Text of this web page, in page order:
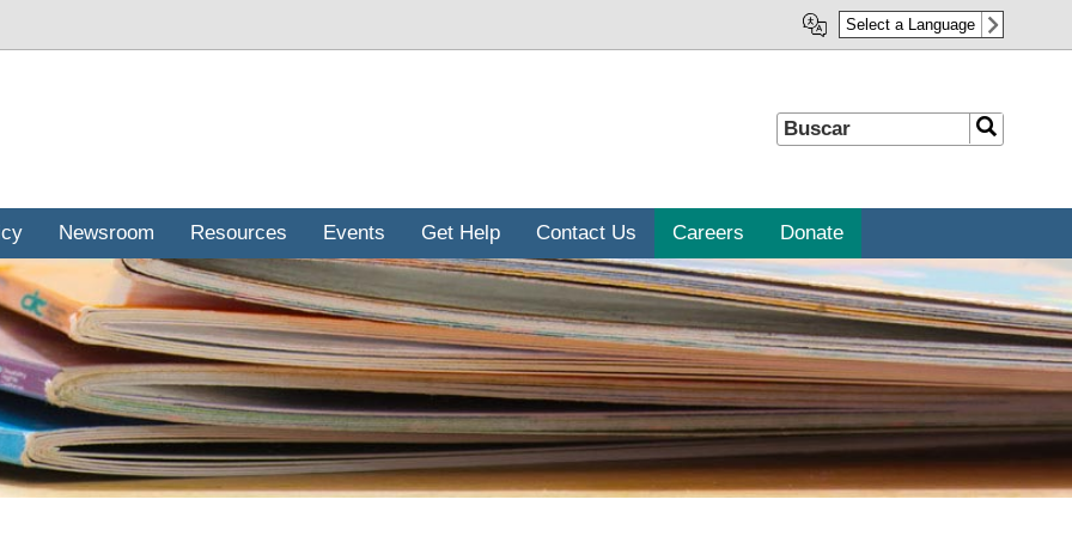
Select a Language
Buscar Buscar
Newsroom Resources Events Get Help Contact Us Careers Donate